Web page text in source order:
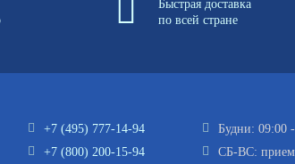
Быстрая доставка
по всей стране
+7 (495) 777-14-94
+7 (800) 200-15-94
Будни: 09:00
СБ-ВС: прием